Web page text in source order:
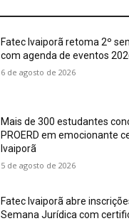
Fatec Ivaiporã retoma 2º
com agenda de eventos
6 de agosto de 2026
Mais de 300 estudantes
PROERD em emocionante
Ivaiporã
5 de agosto de 2026
Fatec Ivaiporã abre
Semana Jurídica com